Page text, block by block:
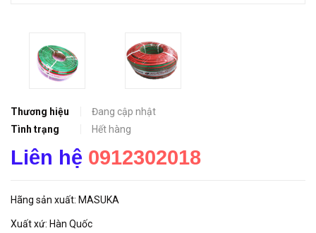
Thương hiệu
Đang cập nhật
Tình trạng
Hết hàng
Liên hệ 0912302018
Hãng sản xuất: MASUKA
Xuất xứ: Hàn Quốc